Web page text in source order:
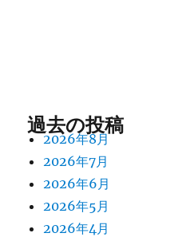
過去の投稿
2026年8月
2026年7月
2026年6月
2026年5月
2026年4月